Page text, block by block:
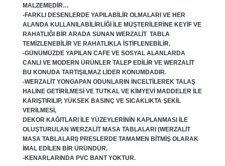
MALZEMEDIR…
-FARKLI DESENLERDE YAPILABILIR OLMALARI VE HER
ALANDA KULLANILABILIRLIĞI ILE MÜŞTERILERINE KEYIF VE
RAHATLIĞI BIR ARADA SUNAN WERZALIT TABLA
TEMIZLENEBILIR VE RAHATLIKLA ISTIFLENEBILIR.
-GÜNÜMÜZDE YAPILAN CAFE VE SOSYAL ALANLARDA
CANLI VE MODERN ÜRÜNLER TALEP EDILIR VE WERZALIT
BU KONUDA TARTIŞILMAZ LIDER KONUMDADIR.
-WERZALIT YONGAPAN ODUNLARIN INCELTILEREK TALAŞ
HALINE GETIRILMESI VE TUTKAL VE KIMYEVI MADDELER ILE
KARIŞTIRILIP, YÜKSEK BASINÇ VE SICAKLIKTA ŞEKIL
VERILMESI,
DEKOR KAĞITLARI ILE YÜZEYLERININ KAPLANMASI ILE
OLUŞTURULAN WERZALIT MASA TABLALARI (WERZALIT
MASA TABLALARI) PRESLERDE TAMAMEN BITMIŞ OLARAK
IMAL EDILEN BIR ÜRÜNDÜR.
-KENARLARINDA PVC BANT YOKTUR.